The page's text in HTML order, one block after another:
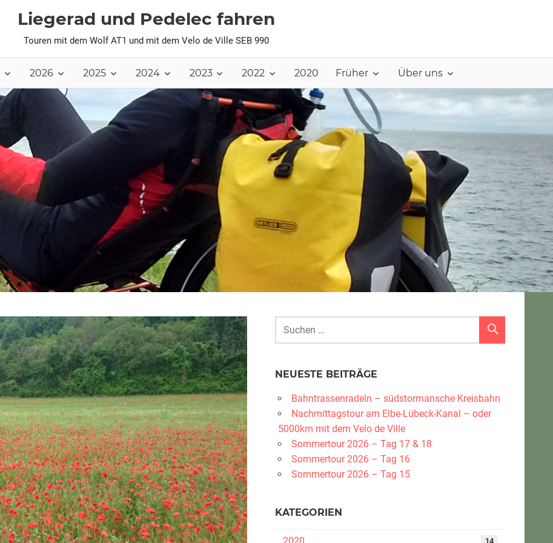
Liegerad und Pedelec fahren
Touren mit dem Wolf AT1 und mit dem Velo de Ville SEB 990
2026 2025 2024 2023 2022 2020 Früher Über uns
NEUESTE BEITRÄGE
Bahntrassenradeln – südstormansche Kreisbahn
Nachmittagstour am Elbe-Lübeck-Kanal – oder
5000km mit dem Velo de Ville
Sommertour 2026 – Tag 17 & 18
Sommertour 2026 – Tag 16
Sommertour 2026 – Tag 15
KATEGORIEN
14